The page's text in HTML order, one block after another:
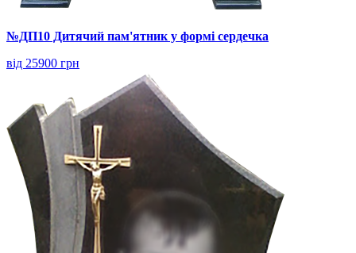
№ДП10 Дитячий пам'ятник у формі сердечка
від 25900 грн